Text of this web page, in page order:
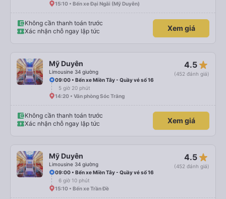
15:10 • Bến xe Đại Ngãi (Mỹ Duyên)
Không cần thanh toán trước
Xác nhận chỗ ngay lập tức
Xem giá
Mỹ Duyên
Limousine 34 giường
4.5 star_rate
(452 đánh giá)
09:00 • Bến xe Miền Tây - Quầy vé số 16
5 giờ 20 phút
14:20 • Văn phòng Sóc Trăng
Không cần thanh toán trước
Xác nhận chỗ ngay lập tức
Xem giá
Mỹ Duyên
Limousine 34 giường
4.5 star_rate
(452 đánh giá)
09:00 • Bến xe Miền Tây - Quầy vé số 16
6 giờ 10 phút
15:10 • Bến xe Trần Đề